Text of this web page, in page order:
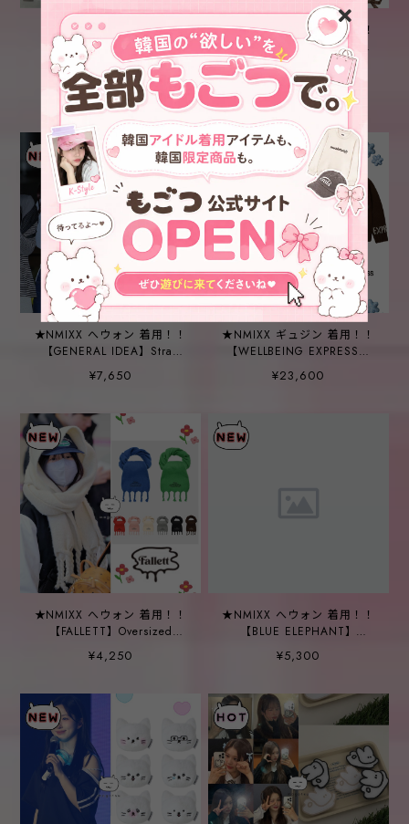
★NMIXX ベイ 着用！！
【FANCY CLUB】Heavenly
off-shoulder long sleeve
¥5,200
★NMIXX ソリュン 着用！！
【RAIVE】See-through Knit
Cardigan in White
¥14,400
SOLD OUT
★NMIXX へウォン 着用！！
【GENERAL IDEA】Strap
Layered Cardigan [BLUE]
¥7,650
★NMIXX ギュジン 着用！！
【WELLBEING EXPRESS】
Peace Cowichan Cardigan/
Brown
¥23,600
★NMIXX へウォン 着用！！
【FALLETT】Oversized
Story Logo Muffler - 8
Color
¥4,250
★NMIXX へウォン 着用！！
【BLUE ELEPHANT】
WASHING BALLCAP_3color
¥5,300